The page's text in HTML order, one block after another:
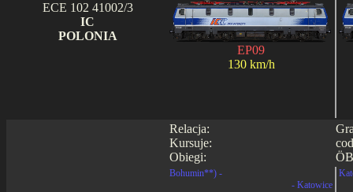
ECE 102 41002/3
IC
POLONIA
EP09
130 km/h
Relacja:
Kursuje:
Obiegi:
Bohumin**) -
- Katowice